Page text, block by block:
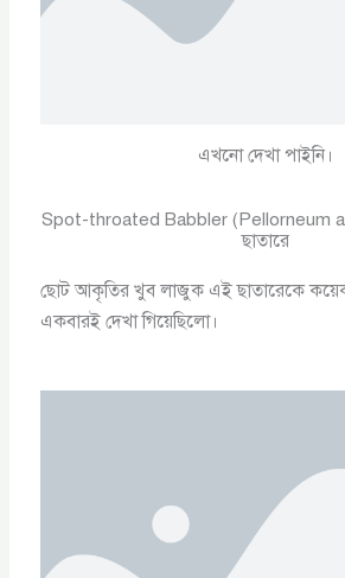
এখনো দেখা পাইনি।
Spot-throated Babbler (Pellorneum
ছাতারে
ছোট আকৃতির খুব লাজুক এই ছাতারেকে
একবারই দেখা গিয়েছিলো।